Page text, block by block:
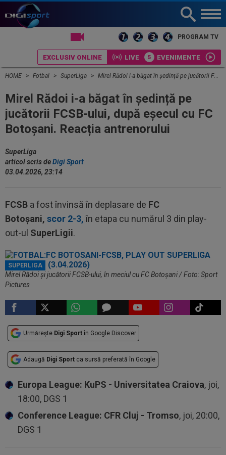
PROGRAM TV
EXCLUSIV ONLINE LIVE EVENIMENTE
HOME Fotbal SuperLiga Mirel Rădoi i-a băgat în ședință pe jucătorii FCSB-ului, după eșecul cu FC Botoșani. Reacția antrenorului
Mirel Rădoi i-a băgat în ședință pe
jucătorii FCSB-ului, după eșecul cu FC
Botoșani. Reacția antrenorului
SuperLiga
articol scris deDigi Sport
03.04.2026, 23:14
FCSB a fost învinsă în deplasare de FC
Botoșani, scor 2-3,în etapa cu numărul 3 din play-
out-ul SuperLigii.
SUPERLIGA
Mirel Rădoi și jucătorii FCSB-ului, în meciul cu FC Botoșani / Foto: Sport
Pictures
Urmărește Digi Sport în Google Discover
Adaugă Digi Sport ca sursă preferată în Google
Europa League: KuPS - Universitatea Craiova, joi,
18:00, DGS 1
Conference League: CFR Cluj - Tromso, joi, 20:00,
DGS 1